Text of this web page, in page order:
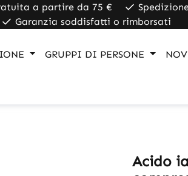
a partire da 75 €
Garanzia soddisfatti o rimborsati
GRUPPI DI PERSONE
Acido